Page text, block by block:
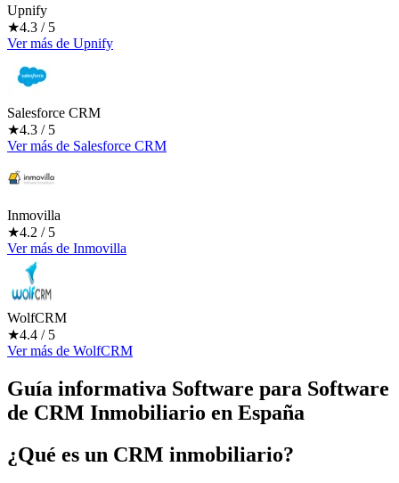
Upnify
★4.3 / 5
Ver más de Upnify
Salesforce CRM
★4.3 / 5
Ver más de Salesforce CRM
Inmovilla
★4.2 / 5
Ver más de Inmovilla
WolfCRM
★4.4 / 5
Ver más de WolfCRM
Guía informativa Software para Software
de CRM Inmobiliario en España
¿Qué es un CRM inmobiliario?